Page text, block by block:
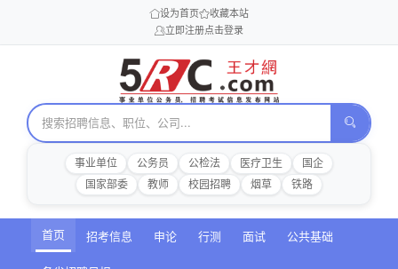
设为首页
收藏本站
立即注册点击登录
事业单位 公务员 公检法 医疗卫生
国企
国家部委
教师 校园招聘 烟草 铁路
首页 招考信息 申论 行测 面试 公共基础